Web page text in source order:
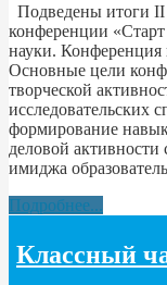
Подведены итоги II
конференции
науки. Конференция
Основные цели
творческой
исследовательских
формирование
деловой
имиджа
Подробнее...
Классный